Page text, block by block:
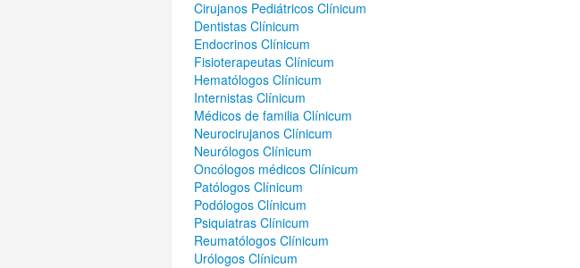
Cirujanos Pediátricos Clínicum
Dentistas Clínicum
Endocrinos Clínicum
Fisioterapeutas Clínicum
Hematólogos Clínicum
Internistas Clínicum
Médicos de familia Clínicum
Neurocirujanos Clínicum
Neurólogos Clínicum
Oncólogos médicos Clínicum
Patólogos Clínicum
Podólogos Clínicum
Psiquiatras Clínicum
Reumatólogos Clínicum
Urólogos Clínicum